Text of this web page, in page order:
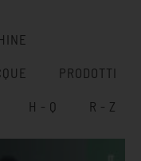
PRODOTTI
H - Q R - Z